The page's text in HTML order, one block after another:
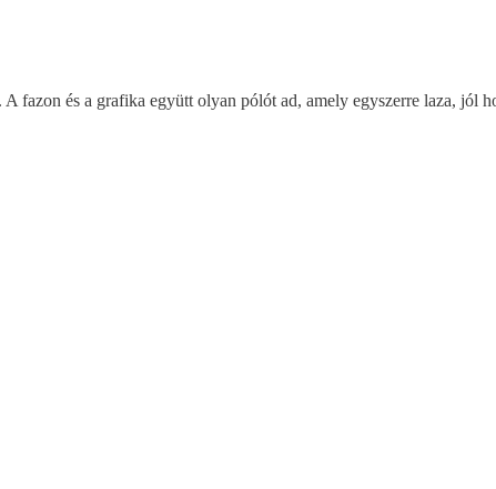
fazon és a grafika együtt olyan pólót ad, amely egyszerre laza, jól